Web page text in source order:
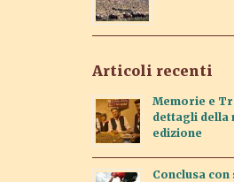
Articoli recenti
Memorie e
dettagli della
edizione
Conclusa con